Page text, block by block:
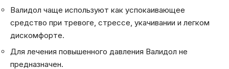
Валидол чаще используют как успокаивающее
средство при тревоге, стрессе, укачивании и легком
дискомфорте.
Для лечения повышенного давления Валидол не
предназначен.